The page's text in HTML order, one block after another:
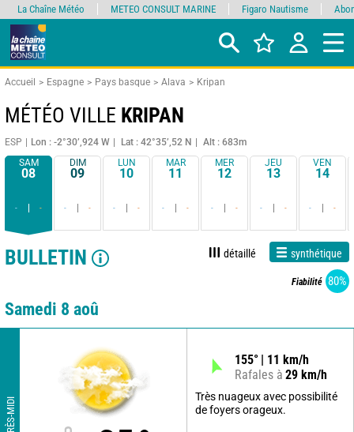
Accueil Espagne Pays basque Alava Kripan
MÉTÉO VILLE KRIPAN
ESP Lon : -2°30’,924 W Lat : 42°35’,52 N
Alt : 683m
SAM
08
- -
DIM
09
- -
LUN
10
- -
MAR
11
- -
MER
12
- -
JEU
13
- -
VEN
14
- -
BULLETIN détaillé synthétique
Fiabilité 80%
Samedi 8 aoû
APRÈS-MIDI
155° 11 km/h
Rafales à 29 km/h
Très nuageux avec possibilité
de foyers orageux.
La Chaîne Météo METEO CONSULT MARINE Figaro Nautisme